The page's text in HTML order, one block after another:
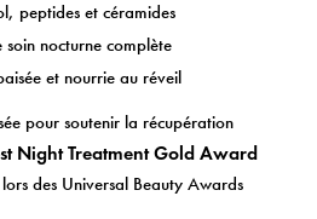
peptides et céramides
nocturne complète
et nourrie au réveil
pour soutenir la récupération
Night Treatment Gold Award
des Universal Beauty Awards